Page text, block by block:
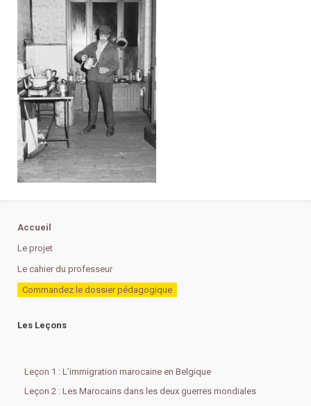
Accueil
Le projet
Le cahier du professeur
Commandez le dossier pédagogique
Les Leçons
Leçon 1 : L’immigration marocaine en Belgique
Leçon 2 : Les Marocains dans les deux guerres mondiales